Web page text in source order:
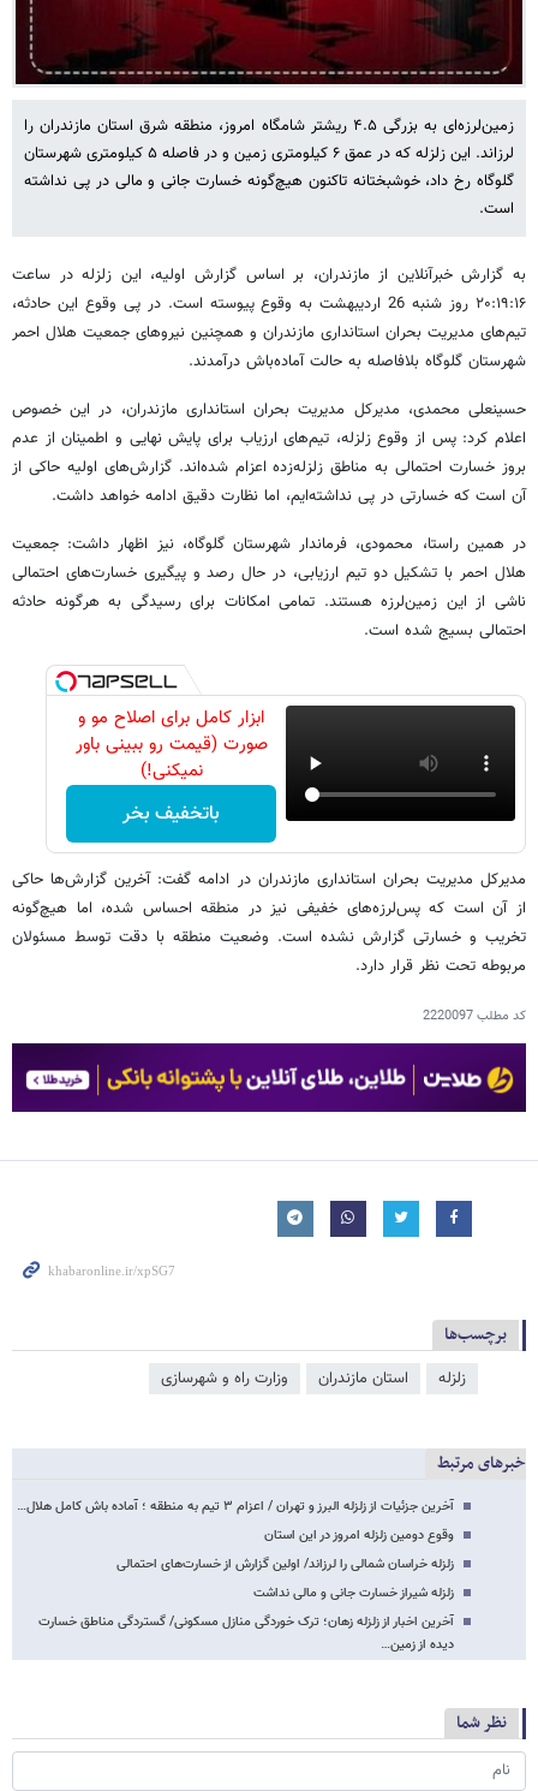
زمین‌لرزه‌ای به بزرگی ۴.۵ ریشتر شامگاه امروز، منطقه شرق استان مازندران را
لرزاند. این زلزله که در عمق ۶ کیلومتری زمین و در فاصله ۵ کیلومتری شهرستان
گلوگاه رخ داد، خوشبختانه تاکنون هیچ‌گونه خسارت جانی و مالی در پی نداشته
است. ‎
به گزارش خبرآنلاین از مازندران، بر اساس گزارش اولیه، این زلزله در ساعت
۲۰:۱۹:۱۶ روز شنبه 26 اردیبهشت به وقوع پیوسته است. در پی وقوع این حادثه،
تیم‌های مدیریت بحران استانداری مازندران و همچنین نیروهای جمعیت هلال احمر
شهرستان گلوگاه بلافاصله به حالت آماده‌باش درآمدند.
حسینعلی محمدی، مدیرکل مدیریت بحران استانداری مازندران، در این خصوص
اعلام کرد: پس از وقوع زلزله، تیم‌های ارزیاب برای پایش نهایی و اطمینان از عدم
بروز خسارت احتمالی به مناطق زلزله‌زده اعزام شده‌اند. گزارش‌های اولیه حاکی از
آن است که خسارتی در پی نداشته‌ایم، اما نظارت دقیق ادامه خواهد داشت.
در همین راستا، محمودی، فرماندار شهرستان گلوگاه، نیز اظهار داشت: جمعیت
هلال احمر با تشکیل دو تیم ارزیابی، در حال رصد و پیگیری خسارت‌های احتمالی
ناشی از این زمین‌لرزه هستند. تمامی امکانات برای رسیدگی به هرگونه حادثه
احتمالی بسیج شده است.
ابزار کامل برای اصلاح مو و
صورت (قیمت رو ببینی باور
نمیکنی!)
باتخفیف بخر
مدیرکل مدیریت بحران استانداری مازندران در ادامه گفت: آخرین گزارش‌ها حاکی
از آن است که پس‌لرزه‌های خفیفی نیز در منطقه احساس شده، اما هیچ‌گونه
تخریب و خسارتی گزارش نشده است. وضعیت منطقه با دقت توسط مسئولان
مربوطه تحت نظر قرار دارد.
کد مطلب2220097
برچسب‌ها
زلزله استان مازندران وزارت راه و شهرسازی
خبرهای مرتبط
آخرین جزئیات از زلزله البرز و تهران / اعزام ۳ تیم به منطقه ؛ آماده باش کامل هلال…
وقوع دومین زلزله امروز در این استان
زلزله خراسان شمالی را لرزاند/ اولین گزارش از خسارت‌های احتمالی
زلزله شیراز خسارت جانی و مالی نداشت
آخرین اخبار از زلزله زهان؛ ترک خوردگی منازل مسکونی/ گستردگی مناطق خسارت
دیده از زمین…
نظر شما